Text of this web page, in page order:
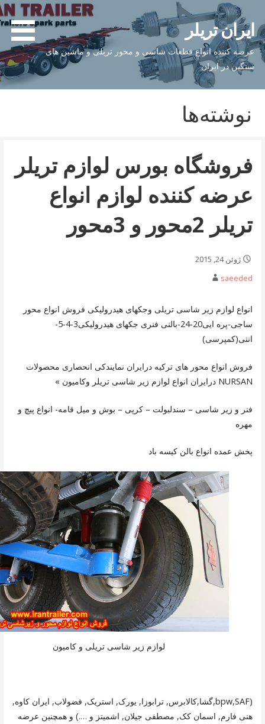
ایران تریلر
عرضه کننده انواع قطعات شاسی و محور تریلی و ماشین های
سنگین در ایران
نوشته‌ها
فروشگاه بورس لوازم تریلر
عرضه کننده لوازم انواع
تریلر 2محور و 3محور
ژوئن 24, 2015
saeeded
انواع لوازم زیر شاسی تریلی وجکهای هیدرولیکی فروش انواع محور
ساجی-پره ایی20-24-بالنی فنری جکهای هیدرولیکی3-4-5-
انتی(کمپرسی)
فروش انواع محور های ترکیه درایران نمایندکی انحصاری محصولات
NURSAN درایران انواع لوازم زیر شاسی تریلر وکامیون »
فنر و زیر شاسی – سندلبولت – کرپی – بوش و میل قامه- انواع پیچ و
مهره
پخش عمده انواع بالن کیسه باد
لوازم زیر شاسی تریلی و کامیون
(bpw,SAF,گشا,کالابرس, ترابوزا, یورک, استریک, فضولاب, ایران کاوه,
هنی فارم, اسمان کک, مصطفی جیلان, اشمیتز و ….) و همچنین عرضه